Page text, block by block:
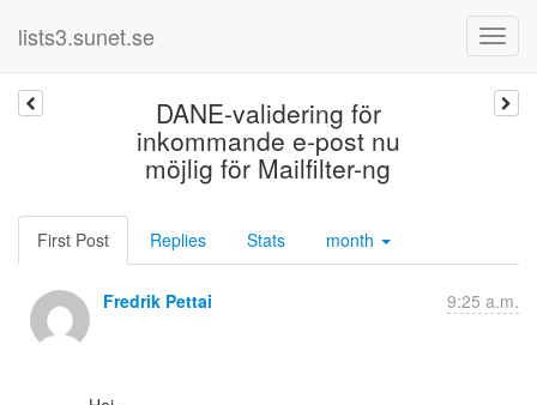
lists3.sunet.se
DANE-validering för
inkommande e-post nu
möjlig för Mailfilter-ng
First Post Replies Stats month
Fredrik Pettai 9:25 a.m.